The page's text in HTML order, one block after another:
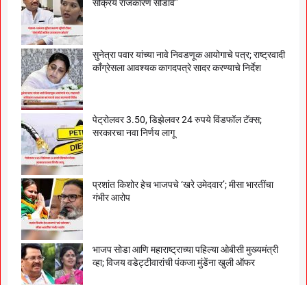
सक्रिय राजकारण सोडावे”
सुनेत्रा पवार यांच्या नावे निवडणूक आयोगाचे पत्र; राष्ट्रवादी
काँग्रेसला आवश्यक कागदपत्रे सादर करण्याचे निर्देश
पेट्रोलवर 3.50, डिझेलवर 24 रुपये विंडफॉल टॅक्स;
सरकारचा नवा निर्णय लागू
प्रशांत किशोर हेच भाजपचे ‘खरे उमेदवार’; मीसा भारतींचा
गंभीर आरोप
भाजप सोडा आणि महाराष्ट्राच्या पहिल्या ओबीसी मुख्यमंत्री
व्हा; विजय वडेट्टीवारांची पंकजा मुंडेंना खुली ऑफर